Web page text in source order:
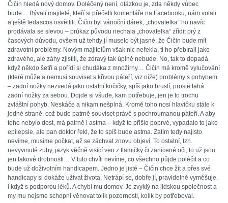
Čičin hledá nový domov. Doléčený není, otázkou je, zda někdy vůbec
bude… Bývalí majitelé, kteří si přečetli komentáře na Facebooku, nám volali
a ještě ledascos osvětlili. Čičin byl vánoční dárek, „chovatelka“ ho navíc
prodávala se slevou – průkaz původu nechala „chovatelka“ zřídit prý z
časových důvodu, ovšem už tehdy jí muselo být jasné, že Čičin bude mít
zdravotní problémy. Novým majitelům však nic neřekla, ti ho přebírali jako
zdravého, ale záhy zjistili, že zdravý tak úplně nebude. No, tak to dopadá,
když někdo šetří a pořídí si chudáka z množírny… Čičin má kromě vylučování
(které může a nemusí souviset s křivou páteří, viz níže) problémy s pohybem
– zadní nožky nezvedá jako ostatní kočičky, spíš jako bruslí, prostě tahá
zadní nožky za sebou. Dojde si všude, kam potřebuje, jen je to trochu
zvláštní pohyb. Neskáče a nikam nešplná. Kromě toho nosí hlavičku stále k
jedné straně, což bude patrně souviset právě s pochroumanou páteří. A aby
toho nebylo dost, má patrně i astma – když to přišlo poprvé, vypadalo to jako
epilepsie, ale pan doktor řekl, že to spíš bude astma. Zatím tedy najisto
nevíme, musíme počkat, až se záchvat znovu objeví. To ostatní, tzn.
nevyvinuté zuby, jazyk věčně visící ven z tlamičky či zanícené oči, to už jsou
jen takové drobnosti… V tuto chvíli nevíme, co všechno půjde poléčit a co
bude už doživotním handicapem. Jedno je jisté – Čičin chce žít a přes své
handicapy si dokáže užívat života. Netrápí se, dobře jí, pravidelně vyměšuje,
i když s podporou léků. A chybí mu domov. Je zvyklý na lidskou společnost a
my mu nejsme schopni věnovat tolik pozornosti, kolik by potřeboval.